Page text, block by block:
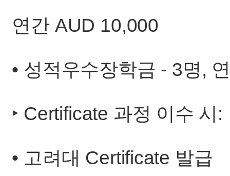
연간 AUD 10,000
• 성적우수장학금 - 3명,
‣ Certificate 과정 이수 시:
• 고려대 Certificate 발급